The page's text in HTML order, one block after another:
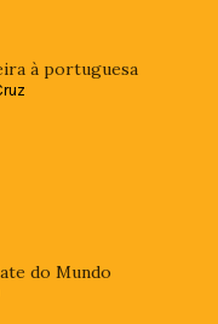
à portuguesa
do Mundo